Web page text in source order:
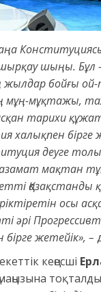
Конституциясы
шыңы. Бұл
жылдар бойғы
мұң-мұқтажы,
тарихи
халықпен бірге
деуге толық
азамат мақтан
осы
әрі
бірге жетейік», –
кеңесші